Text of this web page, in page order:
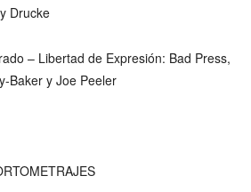
Drucke
– Libertad de Expresión: Bad Press,
Baker y Joe Peeler